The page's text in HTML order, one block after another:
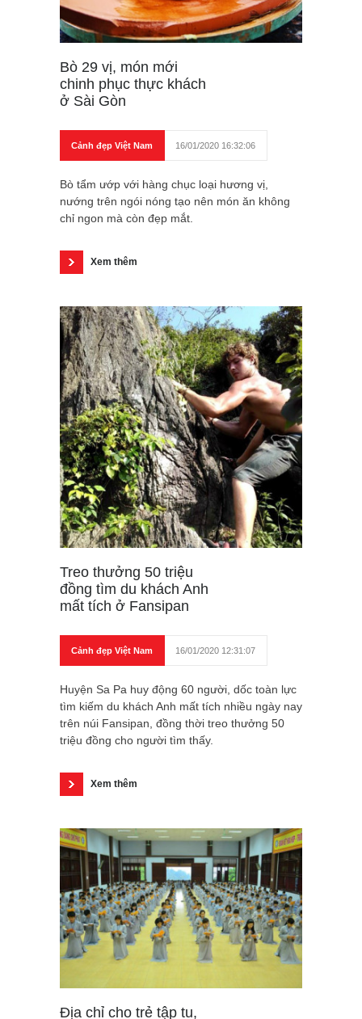
Bò 29 vị, món mới
chinh phục thực khách
ở Sài Gòn
Cảnh đẹp Việt Nam 16/01/2020 16:32:06
Bò tẩm ướp với hàng chục loại hương vị,
nướng trên ngói nóng tạo nên món ăn không
chỉ ngon mà còn đẹp mắt.
Xem thêm
Treo thưởng 50 triệu
đồng tìm du khách Anh
mất tích ở Fansipan
Cảnh đẹp Việt Nam 16/01/2020 12:31:07
Huyện Sa Pa huy động 60 người, dốc toàn lực
tìm kiếm du khách Anh mất tích nhiều ngày nay
trên núi Fansipan, đồng thời treo thưởng 50
triệu đồng cho người tìm thấy.
Xem thêm
Địa chỉ cho trẻ tập tu,